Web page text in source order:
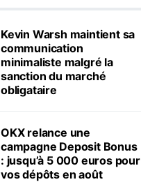
Kevin Warsh maintient sa
communication
minimaliste malgré la
sanction du marché
obligataire
OKX relance une
campagne Deposit Bonus
: jusqu’à 5 000 euros pour
vos dépôts en août